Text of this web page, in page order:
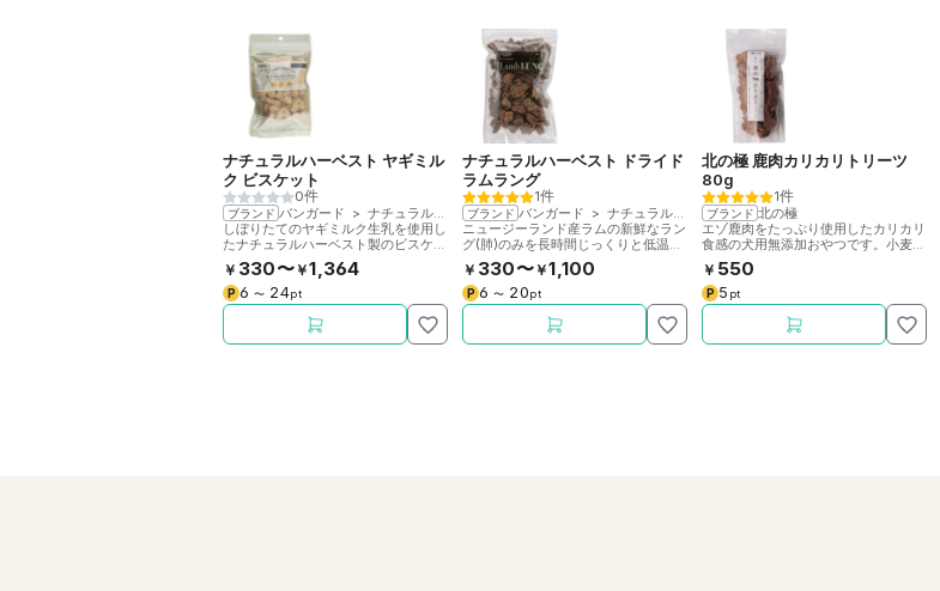
ナチュラルハーベスト ヤギミル
ク ビスケット
0件
ブランド バンガード > ナチュラルハーベスト
しぼりたてのヤギミルク生乳を使用し
たナチュラルハーベスト製のビスケッ
トです。穀物不使用。
￥ 330〜￥1,364
P 6 〜 24pt
ナチュラルハーベスト ドライド
ラムラング
1件
ブランド バンガード > ナチュラルハーベスト
ニュージーランド産ラムの新鮮なラン
グ(肺)のみを長時間じっくりと低温で
乾燥させた犬用おやつです。
￥ 330〜￥1,100
P 6 〜 20pt
北の極 鹿肉カリカリトリーツ
80g
1件
ブランド 北の極
エゾ鹿肉をたっぷり使用したカリカリ
食感の犬用無添加おやつです。小麦粉
不使用。
￥ 550
P 5 pt